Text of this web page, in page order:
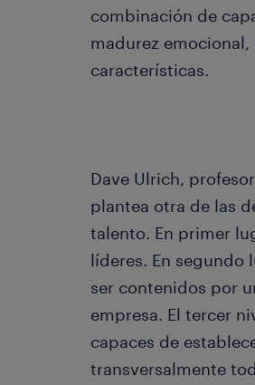
combinación de
madurez
características.
Dave Ulrich,
plantea otra de las
talento. En primer
líderes. En segundo
ser contenidos por
empresa. El tercer
capaces de
transversalmente